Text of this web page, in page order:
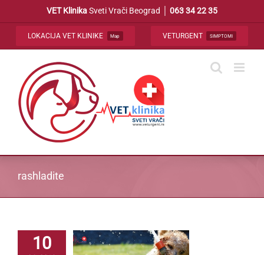
VET KlinikaSveti Vrači Beograd │ 063 34 22 35
LOKACIJA VET KLINIKE Map VETURGENT SIMPTOMI
rashladite
10